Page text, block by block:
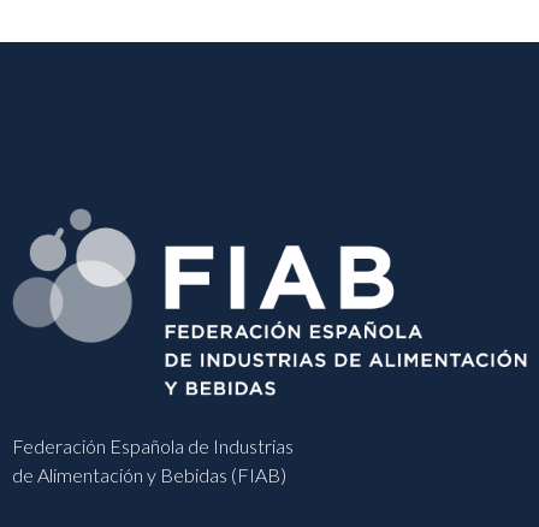
Federación Española de Industrias
de Alimentación y Bebidas (FIAB)